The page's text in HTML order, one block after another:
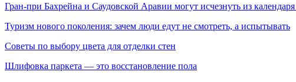
Гран-при Бахрейна и Саудовской Аравии могут исчезнуть из
Туризм нового поколения: зачем люди едут не смотреть, а испытывать
Советы по выбору цвета для отделки стен
Шлифовка паркета — это восстановление пола